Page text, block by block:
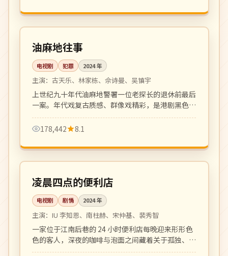
中国
完结 全 20 集
油麻地往事
电视剧 犯罪 2024年
主演： 古天乐、林家栋、佘诗曼、吴镇宇
上世纪九十年代油麻地警署一位老探长的退休前最后
一案。年代戏复古质感、群像戏精彩，是港剧黑色犯
罪剧的回归之作。
178,442
8.1
韩国
高分 全 16 集
凌晨四点的便利店
电视剧 剧情 2024年
主演： IU 李知恩、南柱赫、宋仲基、裴秀智
一家位于江南后巷的 24 小时便利店每晚迎来形形色
色的客人，深夜的咖啡与泡面之间藏着关于孤独、和
解与温暖的小故事。治愈系群像剧的清新之作。